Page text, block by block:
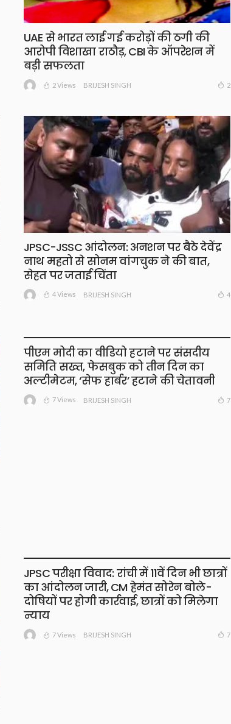
UAE से भारत लाई गई करोड़ों की ठगी की
आरोपी विशाखा राठौड़, CBI के ऑपरेशन में
बड़ी सफलता
2 Views BRIJESH SINGH 2
JPSC-JSSC आंदोलन: अनशन पर बैठे देवेंद्र
नाथ महतो से सोनम वांगचुक ने की बात,
सेहत पर जताई चिंता
4 Views BRIJESH SINGH 4
पीएम मोदी का वीडियो हटाने पर संसदीय
समिति सख्त, फेसबुक को तीन दिन का
अल्टीमेटम, ‘सेफ हार्बर’ हटाने की चेतावनी
7 Views BRIJESH SINGH 7
JPSC परीक्षा विवाद: रांची में 11वें दिन भी छात्रों
का आंदोलन जारी, CM हेमंत सोरेन बोले-
दोषियों पर होगी कार्रवाई, छात्रों को मिलेगा
न्याय
7 Views BRIJESH SINGH 7